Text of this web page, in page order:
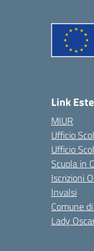
Link
MIUR
Ufficio
Ufficio
Scuola in
Iscrizioni
Invalsi
Comune
Lady